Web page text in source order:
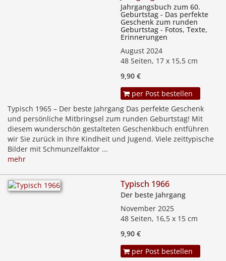
Jahrgangsbuch zum 60.
Geburtstag - Das perfekte
Geschenk zum runden
Geburtstag - Fotos, Texte,
Erinnerungen
August 2024
48 Seiten, 17 x 15,5 cm
9,90 €
per Post bestellen
Typisch 1965 – Der beste Jahrgang Das perfekte Geschenk
und persönliche Mitbringsel zum runden Geburtstag! Mit
diesem wunderschön gestalteten Geschenkbuch entführen
wir Sie zurück in Ihre Kindheit und Jugend. Viele zeittypische
Bilder mit Schmunzelfaktor ...
mehr
Typisch 1966
Der beste Jahrgang
November 2025
48 Seiten, 16,5 x 15 cm
9,90 €
per Post bestellen